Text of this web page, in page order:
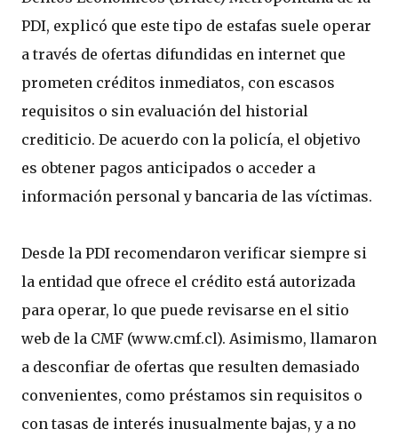
PDI, explicó que este tipo de estafas suele operar
a través de ofertas difundidas en internet que
prometen créditos inmediatos, con escasos
requisitos o sin evaluación del historial
crediticio. De acuerdo con la policía, el objetivo
es obtener pagos anticipados o acceder a
información personal y bancaria de las víctimas.
Desde la PDI recomendaron verificar siempre si
la entidad que ofrece el crédito está autorizada
para operar, lo que puede revisarse en el sitio
web de la CMF (www.cmf.cl). Asimismo, llamaron
a desconfiar de ofertas que resulten demasiado
convenientes, como préstamos sin requisitos o
con tasas de interés inusualmente bajas, y a no